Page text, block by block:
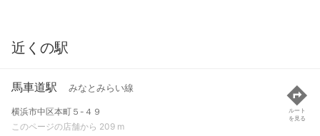
近くの駅
馬車道駅 みなとみらい線
横浜市中区本町５-４９
このページの店舗から 209 m
ルート
を見る